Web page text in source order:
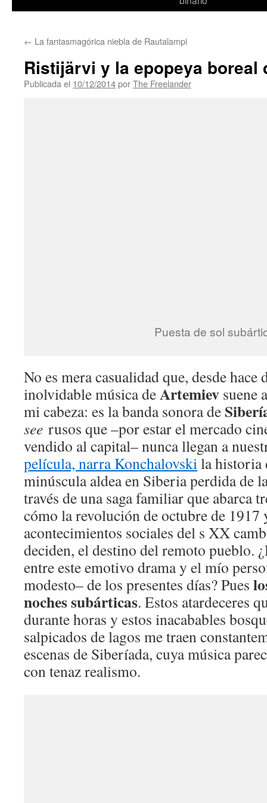
← La fantasmagórica niebla de Rautalampi
Ristijärvi y la epopeya boreal
Publicada el 10/12/2014porThe Freelander
Puesta de sol
No es mera casualidad que, desde hace
inolvidable música deArtemiev suene
mi cabeza: es la banda sonora de
see rusos que –por estar el mercado
vendido al capital– nunca llegan a
película, narra Konchalovskila historia
minúscula aldea en Siberia perdida de
través de una saga familiar que abarca
cómo la revolución de octubre de 1917
acontecimientos sociales del s XX
deciden, el destino del remoto pueblo.
entre este emotivo drama y el mío
modesto– de los presentes días? Pues
noches subárticas. Estos atardeceres
durante horas y estos inacabables
salpicados de lagos me traen
escenas de Siberíada, cuya música
con tenaz realismo.